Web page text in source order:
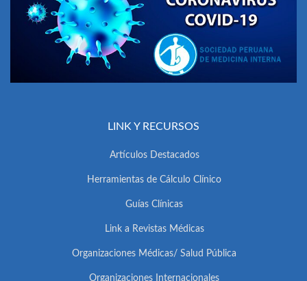
LINK Y RECURSOS
Artículos Destacados
Herramientas de Cálculo Clínico
Guías Clínicas
Link a Revistas Médicas
Organizaciones Médicas/ Salud Pública
Organizaciones Internacionales